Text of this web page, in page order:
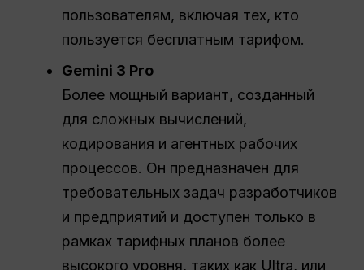
пользователям, включая тех, кто
пользуется бесплатным тарифом.
Gemini 3 Pro
Более мощный вариант, созданный
для сложных вычислений,
кодирования и агентных рабочих
процессов. Он предназначен для
требовательных задач разработчиков
и предприятий и доступен только в
рамках тарифных планов более
высокого уровня, таких как Ultra, или